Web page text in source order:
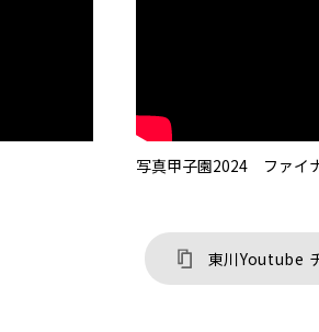
写真甲子園2024 ファイ
東川Youtube